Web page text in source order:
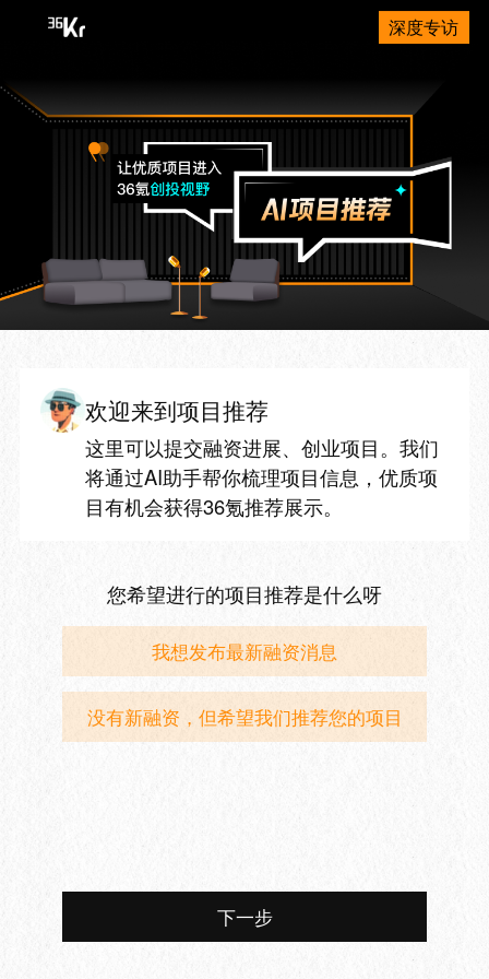
深度专访
欢迎来到项目推荐
这里可以提交融资进展、创业项目。我们
将通过AI助手帮你梳理项目信息，优质项
目有机会获得36氪推荐展示。
您希望进行的项目推荐是什么呀
我想发布最新融资消息
没有新融资，但希望我们推荐您的项目
下一步